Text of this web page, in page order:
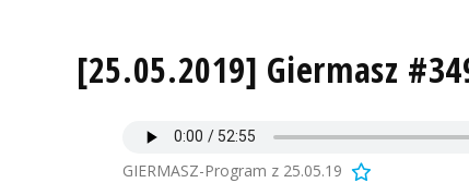
[25.05.2019] Giermasz
GIERMASZ-Program z 25.05.19